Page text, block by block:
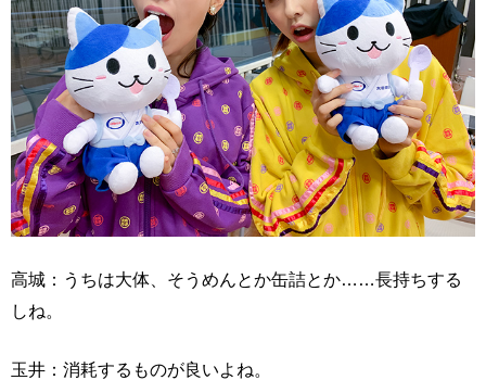
高城：うちは大体、そうめんとか缶詰とか……長持ちする
しね。
玉井：消耗するものが良いよね。